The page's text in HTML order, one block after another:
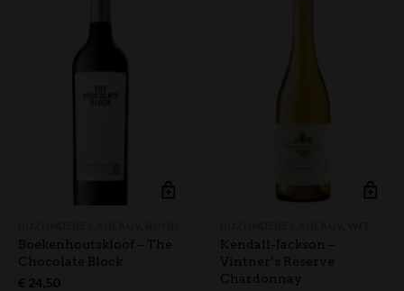
Boekenhoutskloof – The
Chocolate Block
€ 24,50
Kendall-Jackson –
Vintner’s Reserve
Chardonnay